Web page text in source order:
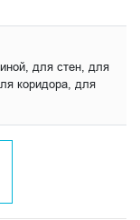
для стен, для
коридора, для